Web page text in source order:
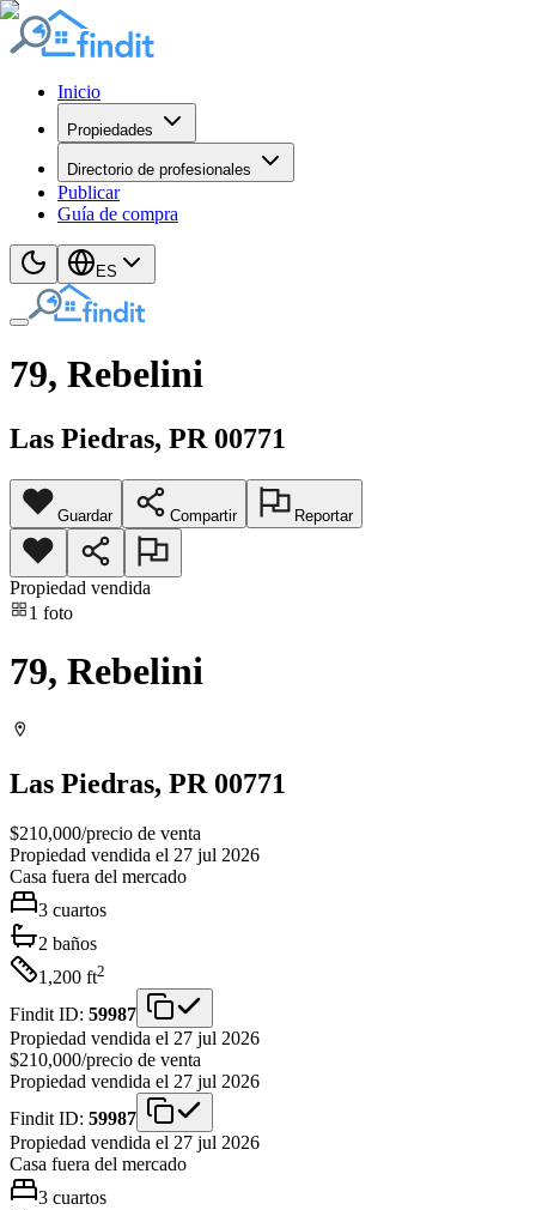
Inicio
Propiedades
Directorio de profesionales
Publicar
Guía de compra
ES
79, Rebelini
Las Piedras, PR 00771
Guardar Compartir Reportar
Propiedad vendida
1 foto
79, Rebelini
Las Piedras, PR 00771
$210,000/precio de venta
Propiedad vendida el 27 jul 2026
Casa fuera del mercado
3 cuartos
2 baños
1,200 ft2
Findit ID: 59987
Propiedad vendida el 27 jul 2026
$210,000/precio de venta
Propiedad vendida el 27 jul 2026
Findit ID: 59987
Propiedad vendida el 27 jul 2026
Casa fuera del mercado
3 cuartos